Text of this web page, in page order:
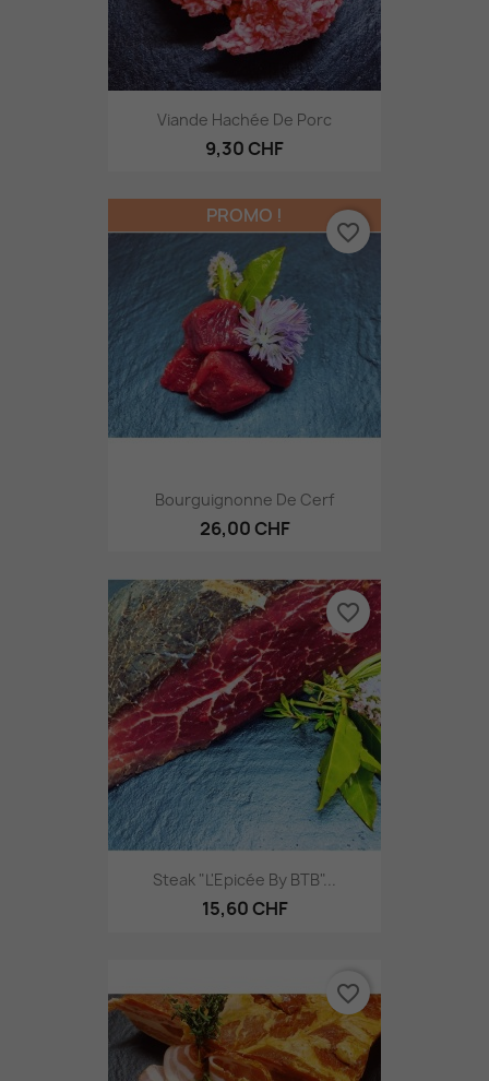
Viande Hachée De Porc
9,30 CHF
Bourguignonne De Cerf
26,00 CHF
PROMO !
favorite_border
Steak "L'Epicée By BTB"...
15,60 CHF
favorite_border
favorite_border